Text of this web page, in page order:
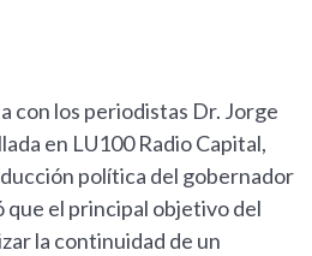
con los periodistas Dr. Jorge
en LU100 Radio Capital,
política del gobernador
el principal objetivo del
la continuidad de un